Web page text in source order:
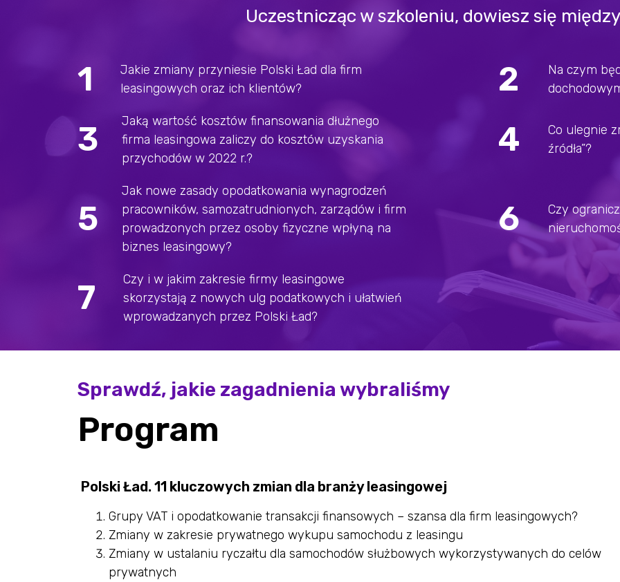
Uczestnicząc w szkoleniu, dowiesz się
1
Jakie zmiany przyniesie Polski Ład dla firm
leasingowych oraz ich klientów?
2
Na czym
3
Jaką wartość kosztów finansowania dłużnego
firma leasingowa zaliczy do kosztów uzyskania
przychodów w 2022 r.?
4
Co ulegnie
źródła”?
5
Jak nowe zasady opodatkowania wynagrodzeń
pracowników, samozatrudnionych, zarządów i firm
prowadzonych przez osoby fizyczne wpłyną na
biznes leasingowy?
6
Czy
7
Czy i w jakim zakresie firmy leasingowe
skorzystają z nowych ulg podatkowych i ułatwień
wprowadzanych przez Polski Ład?
Sprawdź, jakie zagadnienia wybraliśmy
Program
Polski Ład. 11 kluczowych zmian dla branży leasingowej
Grupy VAT i opodatkowanie transakcji finansowych – szansa dla firm leasingowych?
Zmiany w zakresie prywatnego wykupu samochodu z leasingu
Zmiany w ustalaniu ryczałtu dla samochodów służbowych wykorzystywanych do celów
prywatnych